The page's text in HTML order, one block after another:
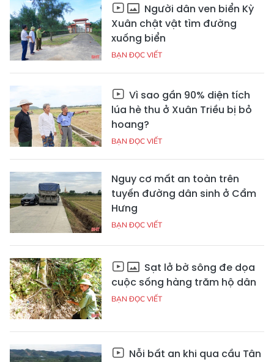
Người dân ven biển Kỳ
Xuân chật vật tìm đường
xuống biển
BẠN ĐỌC VIẾT
Vì sao gần 90% diện tích
lúa hè thu ở Xuân Triều bị bỏ
hoang?
BẠN ĐỌC VIẾT
Nguy cơ mất an toàn trên
tuyến đường dân sinh ở Cẩm
Hưng
BẠN ĐỌC VIẾT
Sạt lở bờ sông đe dọa
cuộc sống hàng trăm hộ dân
BẠN ĐỌC VIẾT
Nỗi bất an khi qua cầu Tân